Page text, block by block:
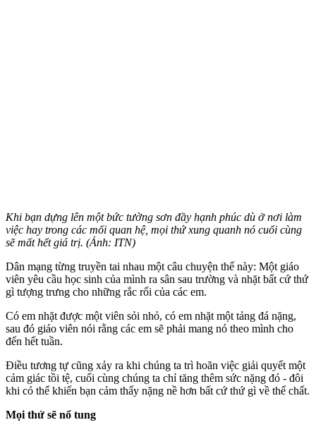
Khi bạn dựng lên một bức tường sơn đầy hạnh phúc dù ở nơi làm
việc hay trong các mối quan hệ, mọi thứ xung quanh nó cuối cùng
sẽ mất hết giá trị. (Ảnh: ITN)
Dân mạng từng truyền tai nhau một câu chuyện thế này: Một giáo
viên yêu cầu học sinh của mình ra sân sau trường và nhặt bất cứ thứ
gì tượng trưng cho những rắc rối của các em.
Có em nhặt được một viên sỏi nhỏ, có em nhặt một tảng đá nặng,
sau đó giáo viên nói rằng các em sẽ phải mang nó theo mình cho
đến hết tuần.
Điều tương tự cũng xảy ra khi chúng ta trì hoãn việc giải quyết một
cảm giác tồi tệ, cuối cùng chúng ta chỉ tăng thêm sức nặng đó - đôi
khi có thể khiến bạn cảm thấy nặng nề hơn bất cứ thứ gì về thể chất.
Mọi thứ sẽ nổ tung